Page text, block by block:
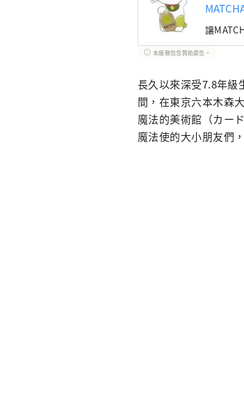
讓
本服務包含贊助廣告。
長久以來深受7.8年級
間，在東京六本木森
魔法的美術館（カー
魔法使的大小朋友們